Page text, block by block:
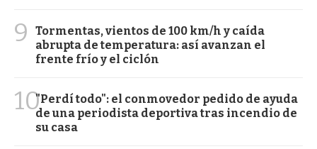
9
Tormentas, vientos de 100 km/h y caída
abrupta de temperatura: así avanzan el
frente frío y el ciclón
10"Perdí todo": el conmovedor pedido de ayuda
de una periodista deportiva tras incendio de
su casa